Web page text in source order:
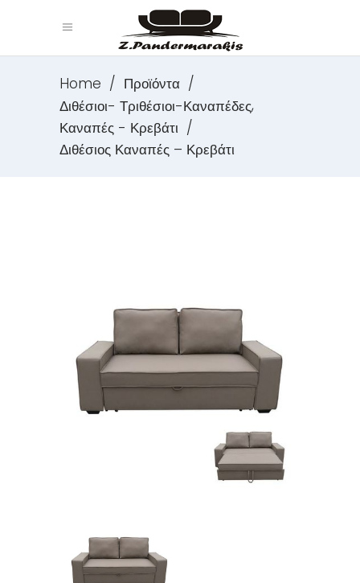
Home / Προϊόντα /
Διθέσιοι- Τριθέσιοι-Καναπέδες,
Καναπές - Κρεβάτι /
Διθέσιος Καναπές – Κρεβάτι